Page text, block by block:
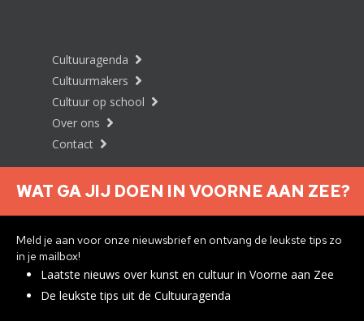
Cultuuragenda
Cultuurmakers
Cultuur op school
Over ons
Contact
Nieuwsbrief aanmelden
Privacyverklaring
WAT GA JIJ DOEN IN VOORNE AAN ZEE?
Meld je aan voor onze nieuwsbrief en ontvang de leukste tips zo
in je mailbox!
Laatste nieuws over kunst en cultuur in Voorne aan Zee
De leukste tips uit de Cultuuragenda